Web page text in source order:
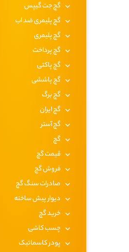
گچ جت گیپس
گچ پلیمری ضد اب
گچ پلیمری
گچ پرداخت
گچ پاکتی
گچ پاششی
گچ برگ
گچ ایران
گچ آستر
گچ
قیمت گچ
فروش گچ
صادرات سنگ گچ
دیوار پیش ساخته
خرید گچ
چسب کاشی
پودر کاسماتیک